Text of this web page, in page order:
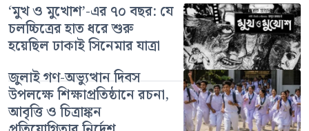
‘মুখ ও মুখোশ’-এর ৭০ বছর: যে
চলচ্চিত্রের হাত ধরে শুরু
হয়েছিল ঢাকাই সিনেমার যাত্রা
জুলাই গণ-অভ্যুত্থান দিবস
উপলক্ষে শিক্ষাপ্রতিষ্ঠানে রচনা,
আবৃত্তি ও চিত্রাঙ্কন